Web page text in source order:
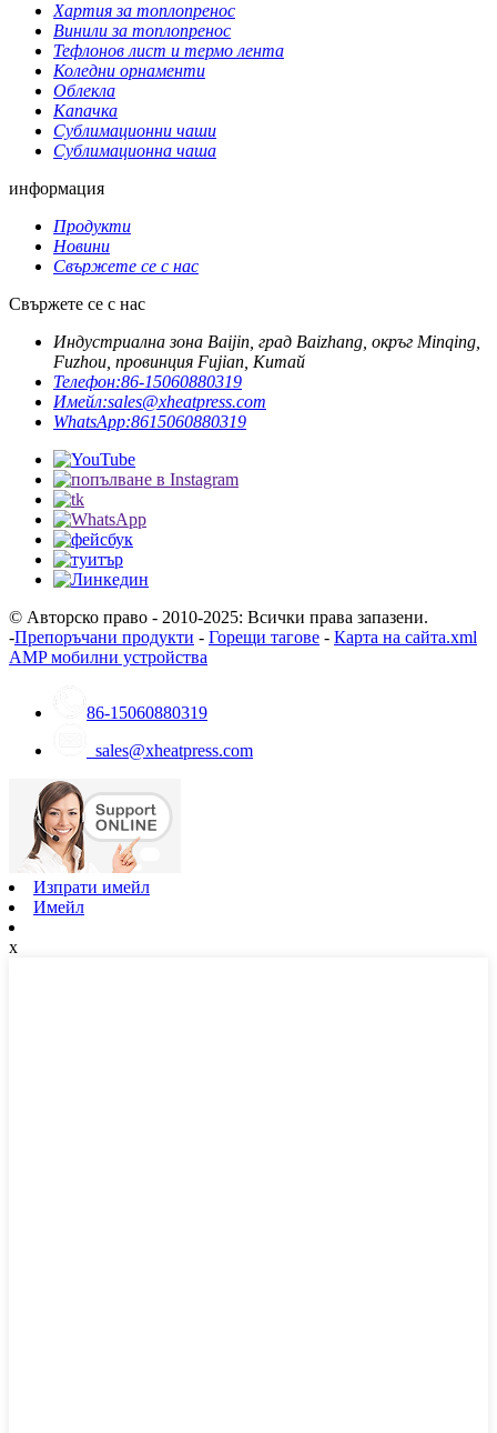
Хартия за топлопренос
Винили за топлопренос
Тефлонов лист и термо лента
Коледни орнаменти
Облекла
Капачка
Сублимационни чаши
Сублимационна чаша
информация
Продукти
Новини
Свържете се с нас
Свържете се с нас
Индустриална зона Baijin, град Baizhang, окръг Minqing,
Fuzhou, провинция Fujian, Китай
Телефон:86-15060880319
Имейл:sales@xheatpress.com
WhatsApp:8615060880319
© Авторско право - 2010-2025: Всички права запазени.
-Препоръчани продукти - Горещи тагове - Карта на сайта.xml
AMP мобилни устройства
86-15060880319
sales@xheatpress.com
Изпрати имейл
Имейл
x